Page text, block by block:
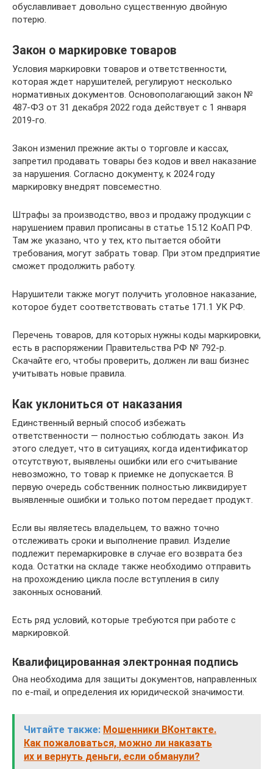
обуславливает довольно существенную двойную
потерю.
Закон о маркировке товаров
Условия маркировки товаров и ответственности,
которая ждет нарушителей, регулируют несколько
нормативных документов. Основополагающий закон №
487-ФЗ от 31 декабря 2022 года действует с 1 января
2019-го.
Закон изменил прежние акты о торговле и кассах,
запретил продавать товары без кодов и ввел наказание
за нарушения. Согласно документу, к 2024 году
маркировку внедрят повсеместно.
Штрафы за производство, ввоз и продажу продукции с
нарушением правил прописаны в статье 15.12 КоАП РФ.
Там же указано, что у тех, кто пытается обойти
требования, могут забрать товар. При этом предприятие
сможет продолжить работу.
Нарушители также могут получить уголовное наказание,
которое будет соответствовать статье 171.1 УК РФ.
Перечень товаров, для которых нужны коды маркировки,
есть в распоряжении Правительства РФ № 792-р.
Скачайте его, чтобы проверить, должен ли ваш бизнес
учитывать новые правила.
Как уклониться от наказания
Единственный верный способ избежать
ответственности — полностью соблюдать закон. Из
этого следует, что в ситуациях, когда идентификатор
отсутствуют, выявлены ошибки или его считывание
невозможно, то товар к приемке не допускается. В
первую очередь собственник полностью ликвидирует
выявленные ошибки и только потом передает продукт.
Если вы являетесь владельцем, то важно точно
отслеживать сроки и выполнение правил. Изделие
подлежит перемаркировке в случае его возврата без
кода. Остатки на складе также необходимо отправить
на прохождению цикла после вступления в силу
законных оснований.
Есть ряд условий, которые требуются при работе с
маркировкой.
Квалифицированная электронная подпись
Она необходима для защиты документов, направленных
по e-mail, и определения их юридической значимости.
Читайте также: Мошенники ВКонтакте.
Как пожаловаться, можно ли наказать
их и вернуть деньги, если обманули?